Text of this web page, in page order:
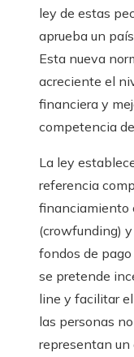
ley de estas
aprueba un
Esta nueva
acreciente el
financiera y
competencia
La ley
referencia
financiamiento
(crowfunding)
fondos de
se pretende
line y facilitar
las personas
representan un